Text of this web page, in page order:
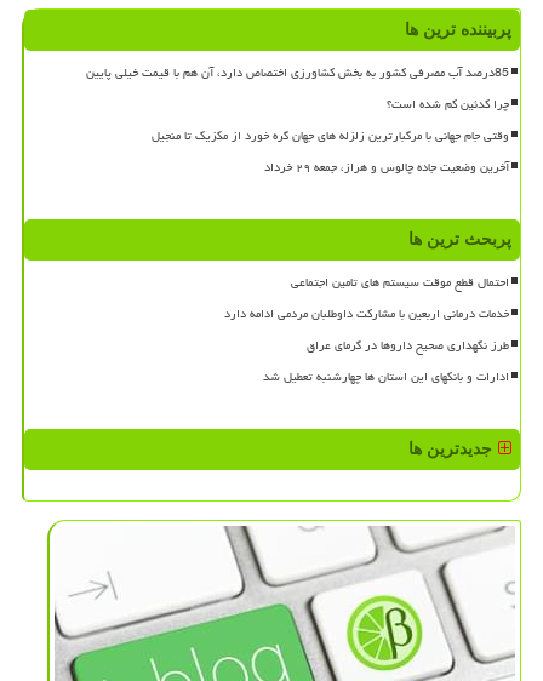
پربیننده ترین ها
85درصد آب مصرفی کشور به بخش کشاورزی اختصاص دارد، آن هم با قیمت خیلی پایین
چرا کدئین کم شده است؟
وقتی جام جهانی با مرگبارترین زلزله های جهان گره خورد از مکزیک تا منجیل
آخرین وضعیت جاده چالوس و هراز، جمعه ۲۹ خرداد
پربحث ترین ها
احتمال قطع موقت سیستم های تامین اجتماعی
خدمات درمانی اربعین با مشارکت داوطلبان مردمی ادامه دارد
طرز نگهداری صحیح داروها در گرمای عراق
ادارات و بانکهای این استان ها چهارشنبه تعطیل شد
جدیدترین ها